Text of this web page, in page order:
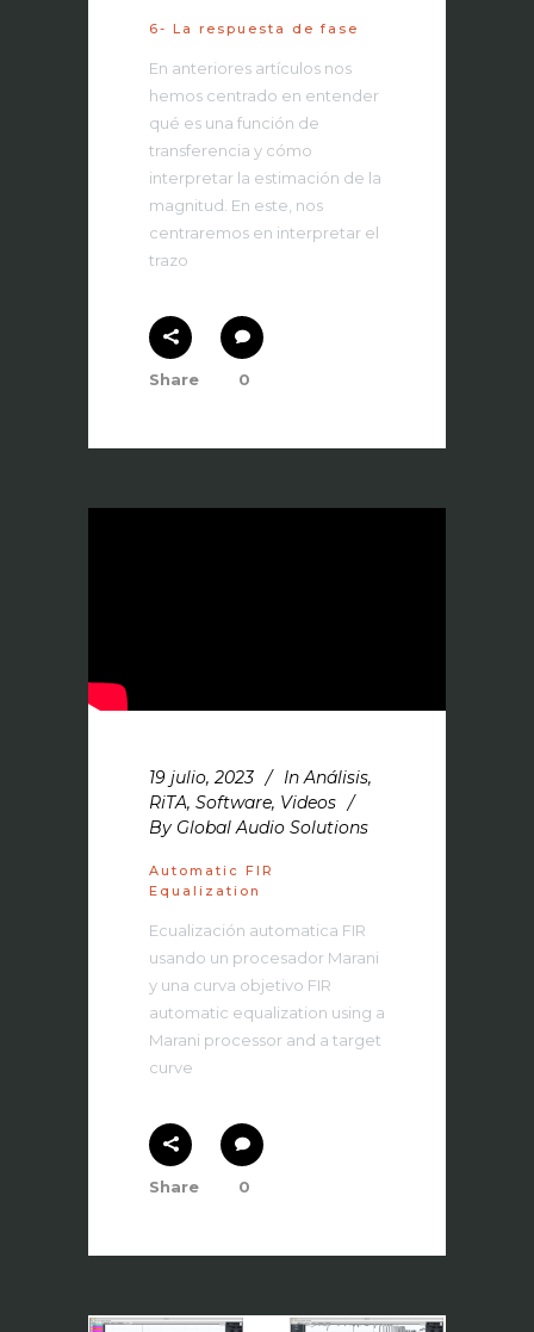
6- La respuesta de fase
En anteriores artículos nos
hemos centrado en entender
qué es una función de
transferencia y cómo
interpretar la estimación de la
magnitud. En este, nos
centraremos en interpretar el
trazo
Share 0
19 julio, 2023 In Análisis,
RiTA, Software, Videos
By Global Audio Solutions
Automatic FIR
Equalization
Ecualización automatica FIR
usando un procesador Marani
y una curva objetivo FIR
automatic equalization using a
Marani processor and a target
curve
Share 0